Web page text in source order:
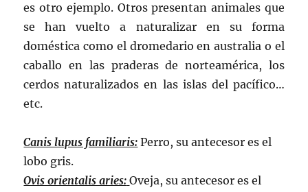
es otro ejemplo. Otros presentan animales que
se han vuelto a naturalizar en su forma
doméstica como el dromedario en australia o el
caballo en las praderas de norteamérica, los
cerdos naturalizados en las islas del pacífico…
etc.
Canis lupus familiaris: Perro, su antecesor es el
lobo gris.
Ovis orientalis aries: Oveja, su antecesor es el